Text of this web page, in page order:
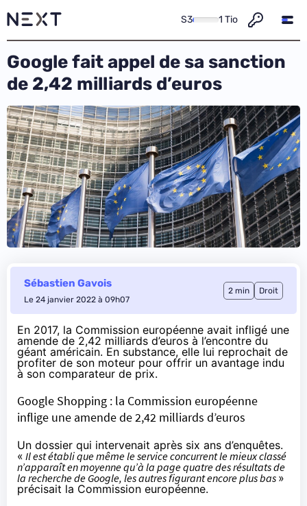
S3 1 Tio
Google fait appel de sa sanction
de 2,42 milliards d’euros
Sébastien Gavois
Le 24 janvier 2022 à 09h07
2 min Droit
En 2017, la Commission européenne avait infligé une
amende de 2,42 milliards d’euros à l’encontre du
géant américain. En substance, elle lui reprochait de
profiter de son moteur pour offrir un avantage indu
à son comparateur de prix.
Google Shopping : la Commission européenne
inflige une amende de 2,42 milliards d’euros
Un dossier qui intervenait après six ans d’enquêtes.
« Il est établi que même le service concurrent le mieux classé
n’apparaît en moyenne qu’à la page quatre des résultats de
la recherche de Google, les autres figurant encore plus bas »
précisait la Commission européenne.